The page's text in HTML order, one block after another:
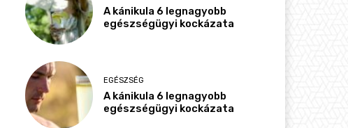
A kánikula 6 legnagyobb
egészségügyi kockázata
EGÉSZSÉG
A kánikula 6 legnagyobb
egészségügyi kockázata